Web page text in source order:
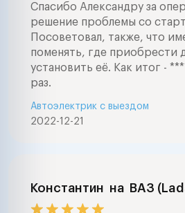
Спасибо Александру за
решение проблемы со
Посоветовал, также, что
поменять, где приобрести
установить её. Как итог -
раз.
2022-12-21
Автоэлектрик с выездом
Константин на ВАЗ